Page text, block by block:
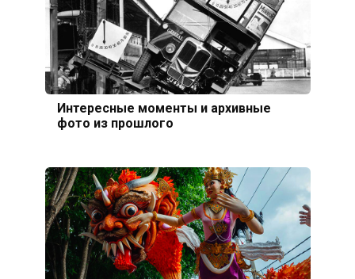
Интересные моменты и архивные
фото из прошлого